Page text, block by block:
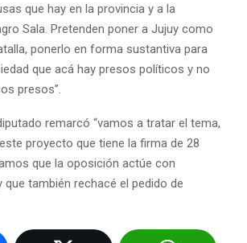
que hay en la provincia y a la
Sala. Pretenden poner a Jujuy como
ponerlo en forma sustantiva para
que acá hay presos políticos y no
presos”.
remarcó “vamos a tratar el tema,
proyecto que tiene la firma de 28
que la oposición actúe con
que también rechacé el pedido de